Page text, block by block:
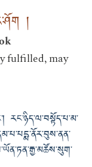
།
fulfilled, may
རང་ཉིད་ལ་བསྟོད་པ་མ་